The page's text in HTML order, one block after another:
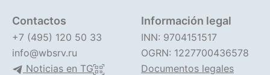
Contactos
+7 (495) 120 50 33
info@wbsrv.ru
Noticias en TG
Información legal
INN: 9704151517
OGRN: 1227700436578
Documentos legales